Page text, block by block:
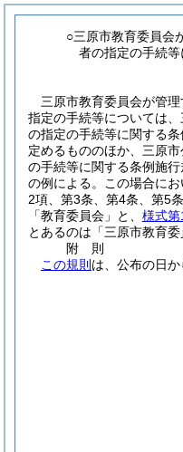
○三原市教育委員会
者の指定の手続等
三原市教育委員会が管
指定の手続等については
の指定の手続等に関する条
定めるもののほか、三原
の手続等に関する条例施行
の例による。
この場合に
2項、第3条、第4条、第5
「教育委員会」と、 様式第
とあるのは「三原市教育
附 則
この規則 は、公布の日か